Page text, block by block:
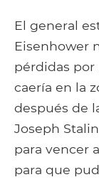
El general
Eisenhower
pérdidas
caería en la
después de
Joseph
para vencer
para que